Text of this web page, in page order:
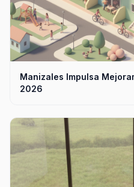
Manizales Impulsa
2026